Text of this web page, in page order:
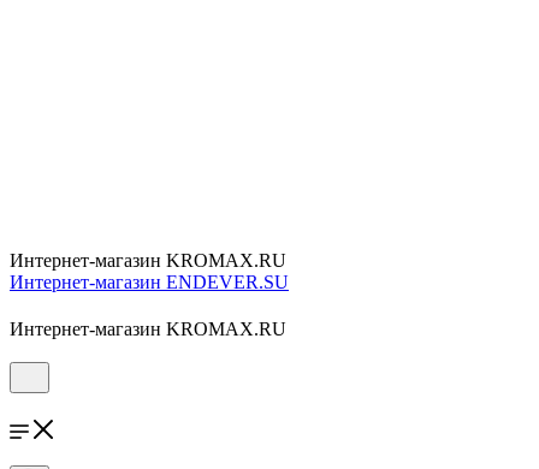
Интернет-магазин KROMAX.RU
Интернет-магазин ENDEVER.SU
Интернет-магазин KROMAX.RU